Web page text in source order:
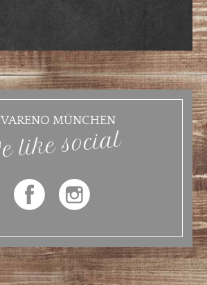
MÜNCHEN
like social